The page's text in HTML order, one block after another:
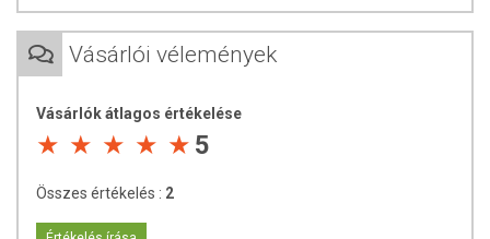
bizonyított hőmérsékleten tároljuk, amin az megőrzi
kifogástalan minőségét. (Nem avasodik, nem szárad ki és
védett a kártevőktől.) Így garantáljuk, hogy hetente, egész
éven át, mindig frissen sajtolt tökmagolaj kerül
palackozásra. A márka minőségének szigorú
nyomonkövethetőségét jelzi a címkén feltüntetett gyártási
szám, és sorszám.100% természetes,
ízfokozókat, tartósítószert, mesterséges színezéket.
Vásárlói vélemények
Vásárlók átlagos értékelése
5
Összes értékelés : 2